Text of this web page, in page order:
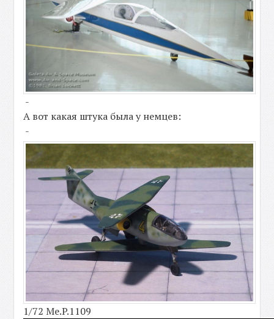
-
А вот какая штука была у немцев:
-
1/72 Me.P.1109